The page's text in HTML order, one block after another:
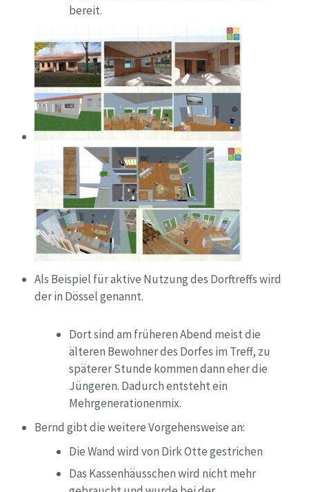
bereit.
Als Beispiel für aktive Nutzung des Dorftreffs wird
der in Dösselgenannt.
Dort sind am früheren Abend meist die
älteren Bewohner des Dorfes im Treff, zu
späterer Stunde kommen dann eher die
Jüngeren. Dadurch entsteht ein
Mehrgenerationenmix.
Bernd gibt die weitere Vorgehensweise an:
Die Wand wird von Dirk Ottegestrichen
Das Kassenhäusschen wird nicht mehr